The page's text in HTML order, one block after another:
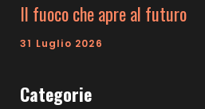
Il fuoco che apre al futuro
31 Luglio 2026
Categorie